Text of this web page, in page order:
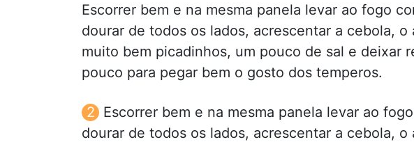
Escorrer bem e na mesma panela levar ao fogo
dourar de todos os lados, acrescentar a cebola,
muito bem picadinhos, um pouco de sal e deixar
pouco para pegar bem o gosto dos temperos.
Escorrer bem e na mesma panela levar ao
dourar de todos os lados, acrescentar a cebola,